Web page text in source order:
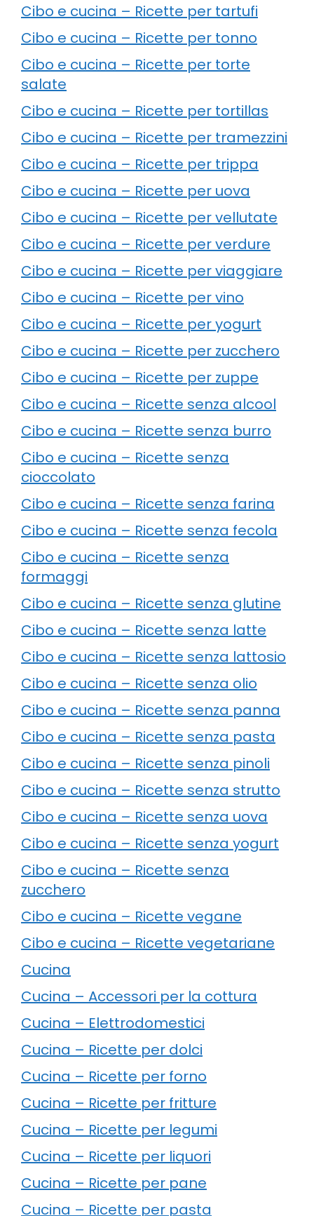
Cibo e cucina – Ricette per tartufi
Cibo e cucina – Ricette per tonno
Cibo e cucina – Ricette per torte
salate
Cibo e cucina – Ricette per tortillas
Cibo e cucina – Ricette per tramezzini
Cibo e cucina – Ricette per trippa
Cibo e cucina – Ricette per uova
Cibo e cucina – Ricette per vellutate
Cibo e cucina – Ricette per verdure
Cibo e cucina – Ricette per viaggiare
Cibo e cucina – Ricette per vino
Cibo e cucina – Ricette per yogurt
Cibo e cucina – Ricette per zucchero
Cibo e cucina – Ricette per zuppe
Cibo e cucina – Ricette senza alcool
Cibo e cucina – Ricette senza burro
Cibo e cucina – Ricette senza
cioccolato
Cibo e cucina – Ricette senza farina
Cibo e cucina – Ricette senza fecola
Cibo e cucina – Ricette senza
formaggi
Cibo e cucina – Ricette senza glutine
Cibo e cucina – Ricette senza latte
Cibo e cucina – Ricette senza lattosio
Cibo e cucina – Ricette senza olio
Cibo e cucina – Ricette senza panna
Cibo e cucina – Ricette senza pasta
Cibo e cucina – Ricette senza pinoli
Cibo e cucina – Ricette senza strutto
Cibo e cucina – Ricette senza uova
Cibo e cucina – Ricette senza yogurt
Cibo e cucina – Ricette senza
zucchero
Cibo e cucina – Ricette vegane
Cibo e cucina – Ricette vegetariane
Cucina
Cucina – Accessori per la cottura
Cucina – Elettrodomestici
Cucina – Ricette per dolci
Cucina – Ricette per forno
Cucina – Ricette per fritture
Cucina – Ricette per legumi
Cucina – Ricette per liquori
Cucina – Ricette per pane
Cucina – Ricette per pasta